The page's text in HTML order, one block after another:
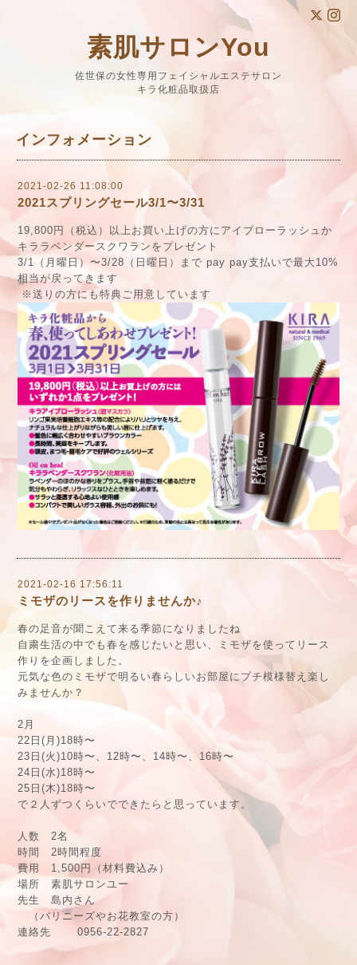
素肌サロンYou
佐世保の女性専用フェイシャルエステサロン
キラ化粧品取扱店
インフォメーション
2021-02-26 11:08:00
2021スプリングセール3/1〜3/31
19,800円（税込）以上お買い上げの方にアイブローラッシュか
キララベンダースクワランをプレゼント
3/1 （月曜日）〜3/28 （日曜日）まで pay pay支払いで最大10%
相当が戻ってきます
※送りの方にも特典ご用意しています
2021-02-16 17:56:11
ミモザのリースを作りませんか♪
春の足音が聞こえて来る季節になりましたね
自粛生活の中でも春を感じたいと思い、ミモザを使ってリース
作りを企画しました。
元気な色のミモザで明るい春らしいお部屋にプチ模様替え楽し
みませんか？
2月
22日(月)18時〜
23日(火)10時〜、12時〜、14時〜、16時〜
24日(水)18時〜
25日(木)18時〜
で２人ずつくらいでできたらと思っています。
人数 2名
時間 2時間程度
費用 1,500円（材料費込み）
場所 素肌サロンユー
先生 島内さん
（バリニーズやお花教室の方）
連絡先 0956-22-2827